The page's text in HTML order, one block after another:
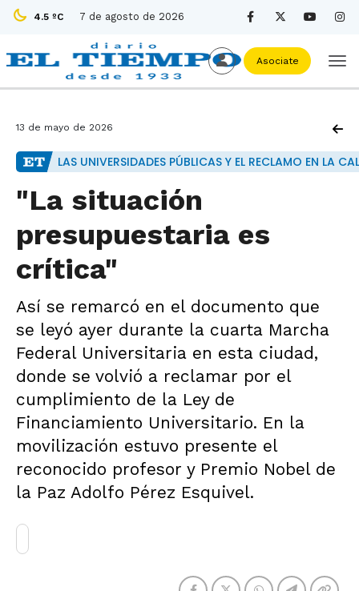
4.5 ºC 7 de agosto de 2026
Asociate
13 de mayo de 2026
LAS UNIVERSIDADES PÚBLICAS Y EL RECLAMO EN LA
"La situación
presupuestaria es
crítica"
Así se remarcó en el documento que
se leyó ayer durante la cuarta Marcha
Federal Universitaria en esta ciudad,
donde se volvió a reclamar por el
cumplimiento de la Ley de
Financiamiento Universitario. En la
movilización estuvo presente el
reconocido profesor y Premio Nobel de
la Paz Adolfo Pérez Esquivel.